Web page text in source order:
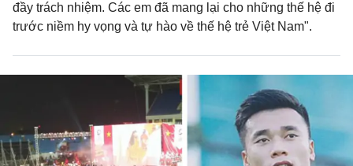
đầy trách nhiệm. Các em đã mang lại cho những thế hệ đi
trước niềm hy vọng và tự hào về thế hệ trẻ Việt Nam".